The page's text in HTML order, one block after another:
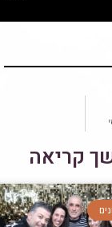
קריאה